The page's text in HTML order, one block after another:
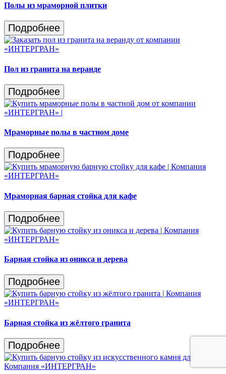
Полы из мраморной плитки
Подробнее
Пол из гранита на веранде
Подробнее
Мраморные полы в частном доме
Подробнее
Мраморная барная стойка для кафе
Подробнее
Барная стойка из оникса и дерева
Подробнее
Барная стойка из жёлтого гранита
Подробнее